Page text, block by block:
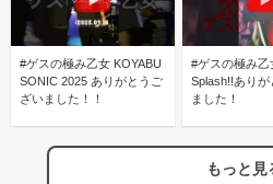
#ゲスの極み乙女 KOYABU
SONIC 2025 ありがとうご
ざいました！！
#ゲスの極み乙
Splash!!あり
ました！
もっと見